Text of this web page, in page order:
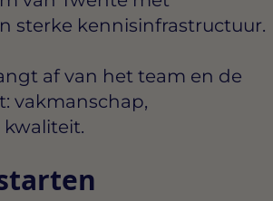
sterke kennisinfrastructuur.
af van het team en de
vakmanschap,